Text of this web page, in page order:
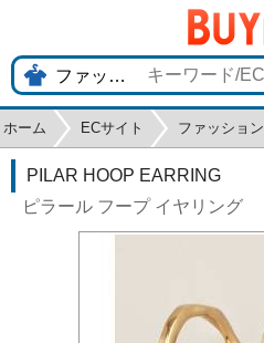
ホーム ECサイト ファッション
PILAR HOOP EARRING
ピラール フープ イヤリング